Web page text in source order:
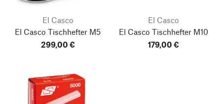
El Casco
El Casco Tischhefter M5
299,00 €
El Casco
El Casco Tischhefter M10
179,00 €